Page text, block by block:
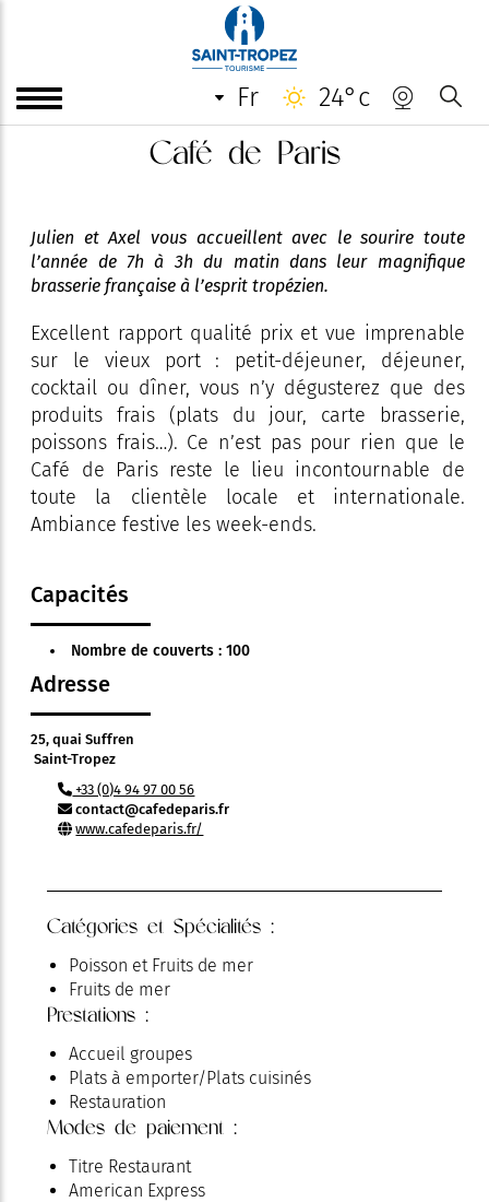
fr 24°c
Café de Paris
Julien et Axel vous accueillent avec le sourire toute
l’année de 7h à 3h du matin dans leur magnifique
brasserie française à l’esprit tropézien.
Excellent rapport qualité prix et vue imprenable
sur le vieux port : petit-déjeuner, déjeuner,
cocktail ou dîner, vous n’y dégusterez que des
produits frais (plats du jour, carte brasserie,
poissons frais…). Ce n’est pas pour rien que le
Café de Paris reste le lieu incontournable de
toute la clientèle locale et internationale.
Ambiance festive les week-ends.
Capacités
Nombre de couverts : 100
Adresse
25, quai Suffren
Saint-Tropez
+33 (0)4 94 97 00 56
contact@cafedeparis.fr
www.cafedeparis.fr/
Catégories et Spécialités :
Poisson et Fruits de mer
Fruits de mer
Prestations :
Accueil groupes
Plats à emporter/Plats cuisinés
Restauration
Modes de paiement :
Titre Restaurant
American Express